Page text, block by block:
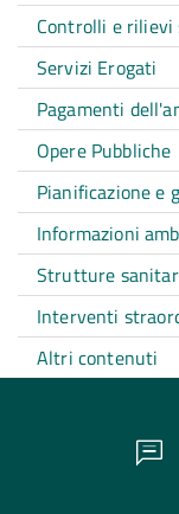
Controlli e
Servizi Erogati
Pagamenti
Opere Pubbliche
Pianificazione e
Informazioni
Strutture
Interventi
Altri contenuti